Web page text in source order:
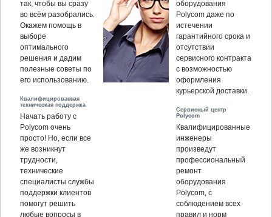
так, чтобы вы сразу
во всём разобрались.
Окажем помощь в
выборе
оптимального
решения и дадим
полезные советы по
его использованию.
Квалифицированная
техническая поддержка
Начать работу с
Polycom очень
просто! Но, если все
же возникнут
трудности,
технические
специалисты службы
поддержки клиентов
помогут решить
любые вопросы в
оборудования
Polycom даже по
истечении
гарантийного срока и
отсутствии
сервисного контракта
с возможностью
оформления
курьерской доставки.
Сервисный центр
Polycom
Квалифицированные
инженеры
произведут
профессиональный
ремонт
оборудования
Polycom, c
соблюдением всех
правил и норм